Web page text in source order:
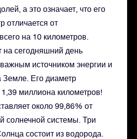
а это означает, что его
отличается от
на 10 километров.
на сегодняшний день
источником энергии и
Земле. Его диаметр
1,39 миллиона километров!
около 99,86% от
солнечной системы. Три
состоит из водорода.